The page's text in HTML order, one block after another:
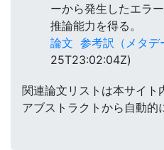
ーから発生したエラ
推論能力を得る。
論文 参考訳（メタデ
25T23:02:04Z)
関連論文リストは本サイト
アブストラクトから自動的